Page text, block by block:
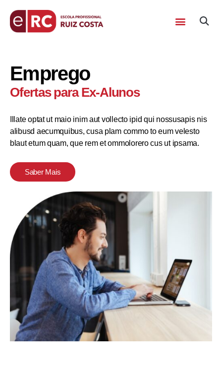
Emprego
Ofertas para Ex-Alunos
Illate optat ut maio inim aut vollecto ipid qui nossusapis nis
alibusd aecumquibus, cusa plam commo to eum velesto
blaut etum quam, que rem et ommolorero cus ut ipsama.
Saber Mais